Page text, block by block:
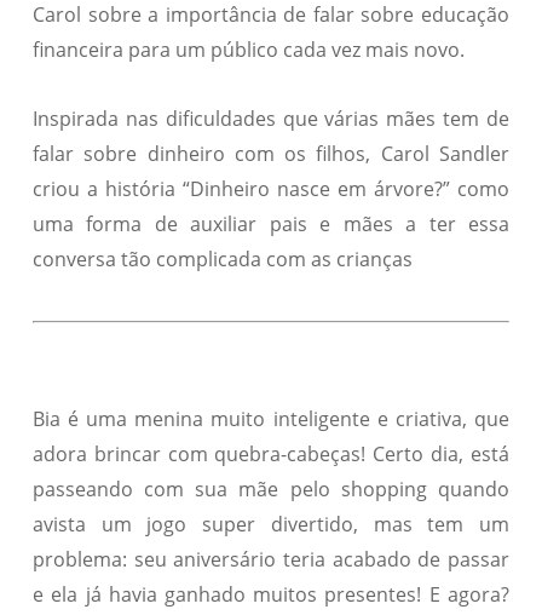
Carol sobre a importância de falar sobre educação
financeira para um público cada vez mais novo.
Inspirada nas dificuldades que várias mães tem de
falar sobre dinheiro com os filhos, Carol Sandler
criou a história “Dinheiro nasce em árvore?” como
uma forma de auxiliar pais e mães a ter essa
conversa tão complicada com as crianças
Bia é uma menina muito inteligente e criativa, que
adora brincar com quebra-cabeças! Certo dia, está
passeando com sua mãe pelo shopping quando
avista um jogo super divertido, mas tem um
problema: seu aniversário teria acabado de passar
e ela já havia ganhado muitos presentes! E agora?